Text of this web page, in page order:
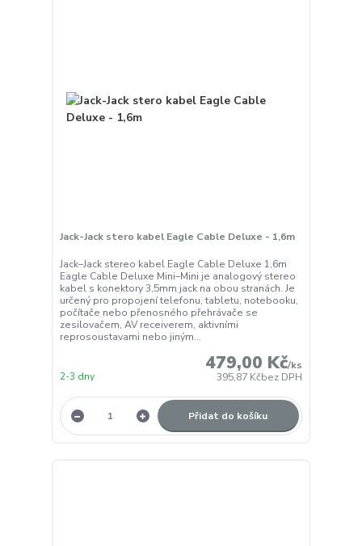
Jack-Jack stero kabel Eagle Cable Deluxe - 1,6m
Jack–Jack stereo kabel Eagle Cable Deluxe 1,6m
Eagle Cable Deluxe Mini–Mini je analogový stereo
kabel s konektory 3,5mm jack na obou stranách. Je
určený pro propojení telefonu, tabletu, notebooku,
počítače nebo přenosného přehrávače se
zesilovačem, AV receiverem, aktivními
reprosoustavami nebo jiným...
479,00 Kč/ks
395,87 Kčbez DPH
2-3 dny
Přidat do košíku